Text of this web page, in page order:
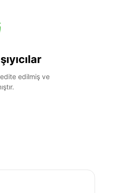
edilmiş ve